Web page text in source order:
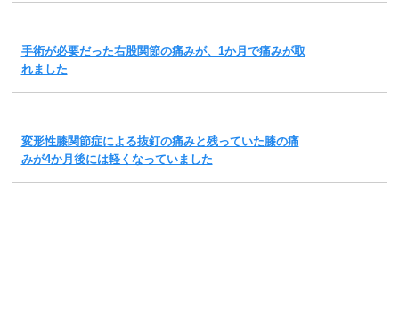
手術が必要だった右股関節の痛みが、1か月で痛みが取
れました
変形性膝関節症による抜釘の痛みと残っていた膝の痛
みが4か月後には軽くなっていました